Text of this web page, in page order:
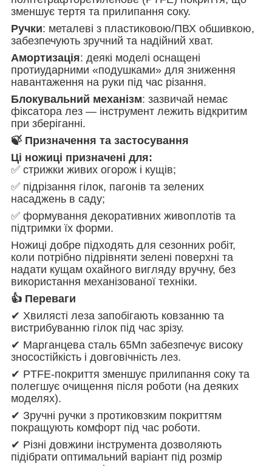
зменшує тертя та прилипання соку.
Ручки: металеві з пластиковою/ПВХ обшивкою,
забезпечують зручний та надійний хват.
Амортизація: деякі моделі оснащені
протиударними «подушками» для зниження
навантаження на руки під час різання.
Блокувальний механізм: зазвичай немає
фіксатора лез — інструмент лежить відкритим
при зберіганні.
🍃 Призначення та застосування
Ці ножиці призначені для:
✅ стрижки живих огорож і кущів;
✅ підрізання гілок, пагонів та зелених
насаджень в саду;
✅ формування декоративних живоплотів та
підтримки їх форми.
Ножиці добре підходять для сезонних робіт,
коли потрібно підрівняти зелені поверхні та
надати кущам охайного вигляду вручну, без
використання механізованої техніки.
👍 Переваги
✔ Хвилясті леза запобігають ковзанню та
вистрибуванню гілок під час зрізу.
✔ Марганцева сталь 65Mn забезпечує високу
зносостійкість і довговічність лез.
✔ PTFE‑покриття зменшує прилипання соку та
полегшує очищення після роботи (на деяких
моделях).
✔ Зручні ручки з протиковзким покриттям
покращують комфорт під час роботи.
✔ Різні довжини інструмента дозволяють
підібрати оптимальний варіант під розмір